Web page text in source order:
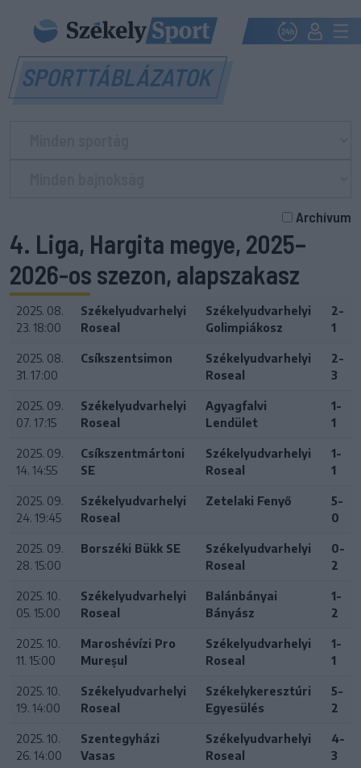
SPORTTÁBLÁZATOK
Archívum
4. Liga, Hargita megye, 2025–
2026-os szezon, alapszakasz
2025. 08.
23. 18:00
Székelyudvarhelyi
Roseal
Székelyudvarhelyi
Golimpiákosz
2-
1
2025. 08.
31. 17:00
Csíkszentsimon
Székelyudvarhelyi
Roseal
2-
3
2025. 09.
07. 17:15
Székelyudvarhelyi
Roseal
Agyagfalvi
Lendület
1-
1
2025. 09.
14. 14:55
Csíkszentmártoni
SE
Székelyudvarhelyi
Roseal
1-
1
2025. 09.
24. 19:45
Székelyudvarhelyi
Roseal
Zetelaki Fenyő
5-
0
2025. 09.
28. 15:00
Borszéki Bükk SE
Székelyudvarhelyi
Roseal
0-
2
2025. 10.
05. 15:00
Székelyudvarhelyi
Roseal
Balánbányai
Bányász
1-
2
2025. 10.
11. 15:00
Maroshévízi Pro
Mureșul
Székelyudvarhelyi
Roseal
1-
1
2025. 10.
19. 14:00
Székelyudvarhelyi
Roseal
Székelykeresztúri
Egyesülés
5-
2
2025. 10.
26. 14:00
Szentegyházi
Vasas
Székelyudvarhelyi
Roseal
4-
3